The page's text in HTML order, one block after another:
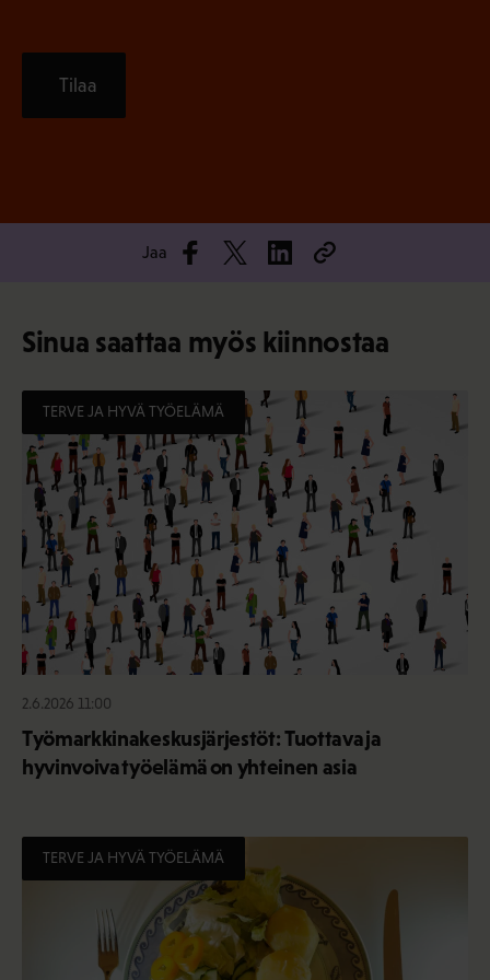
Tilaa
Jaa
Sinua saattaa myös kiinnostaa
TERVE JA HYVÄ TYÖELÄMÄ
2.6.2026 11:00
Työmarkkinakeskusjärjestöt: Tuottava ja
hyvinvoiva työelämä on yhteinen asia
TERVE JA HYVÄ TYÖELÄMÄ